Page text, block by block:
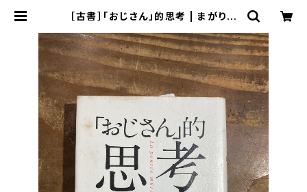
［古書］「おじさん」的思考 | まがり書